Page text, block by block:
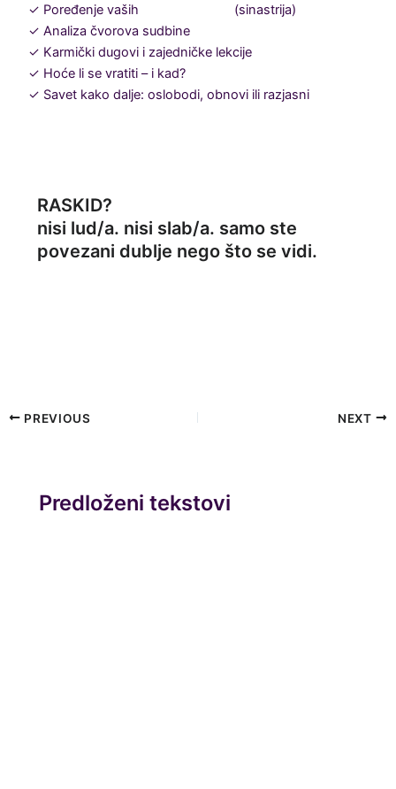
✓ Poređenje vaših
(sinastrija)
✓ Analiza čvorova sudbine
✓ Karmički dugovi i zajedničke lekcije
✓ Hoće li se vratiti – i kad?
✓ Savet kako dalje: oslobodi, obnovi ili razjasni
RASKID?
nisi lud/a. nisi slab/a. samo ste
povezani dublje nego što se vidi.
PREVIOUS NEXT
Predloženi tekstovi